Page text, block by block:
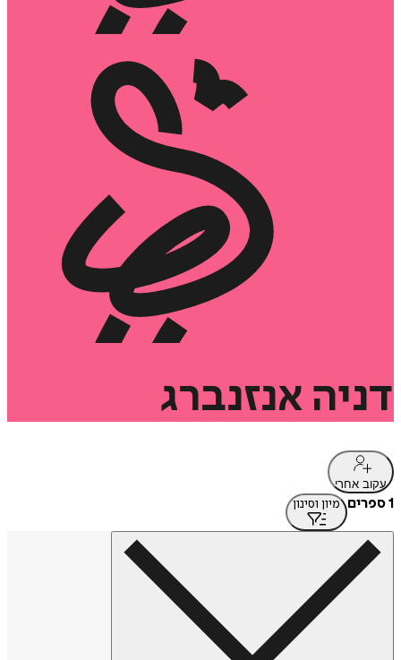
דניה אנזנברג
עקוב אחרי
1 ספרים מיון וסינון